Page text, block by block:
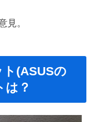
見。
(ASUSの
は？